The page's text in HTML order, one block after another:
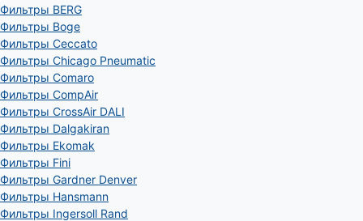
Фильтры BERG
Фильтры Boge
Фильтры Ceccato
Фильтры Chicago Pneumatic
Фильтры Comaro
Фильтры CompAir
Фильтры CrossAir DALI
Фильтры Dalgakiran
Фильтры Ekomak
Фильтры Fini
Фильтры Gardner Denver
Фильтры Hansmann
Фильтры Ingersoll Rand